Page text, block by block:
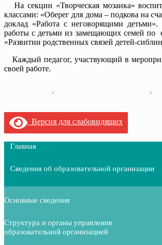
На секции «Творческая мозаика»
классами: «Оберег для дома – подкова на
доклад «Работа с неговорящими
работы с детьми из замещающих семей по
«Развитии родственных связей детей-
Каждый педагог, участвующий в
своей работе.
Версия для слабовидящих
Главная
Сведения об образовательной организации
Основные сведения
Структура и органы управления
образовательной организацией